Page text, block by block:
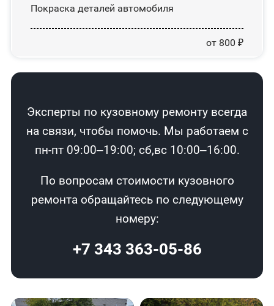
Покраска деталей автомобиля
от 800 ₽
Эксперты по кузовному ремонту всегда
на связи, чтобы помочь. Мы работаем с
пн-пт 09:00–19:00; сб,вс 10:00–16:00.
По вопросам стоимости кузовного
ремонта обращайтесь по следующему
номеру:
+7 343 363-05-86